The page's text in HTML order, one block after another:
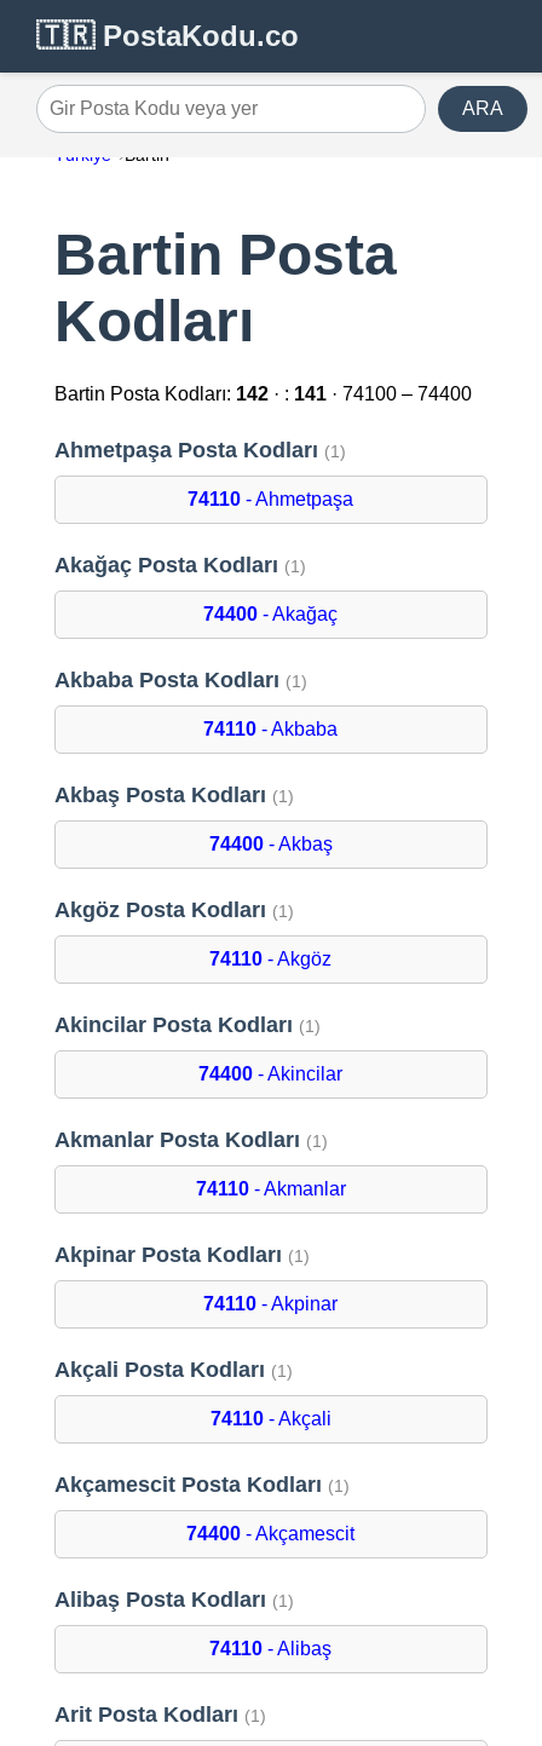
🇹🇷 PostaKodu.co
Gir Posta Kodu veya yer ARA
Türkiye Bartin
Bartin Posta
Kodları
Bartin Posta Kodları: 142· : 141· 74100 – 74400
Ahmetpaşa Posta Kodları (1)
74110 - Ahmetpaşa
Akağaç Posta Kodları (1)
74400 - Akağaç
Akbaba Posta Kodları (1)
74110 - Akbaba
Akbaş Posta Kodları (1)
74400- Akbaş
Akgöz Posta Kodları (1)
74110 - Akgöz
Akincilar Posta Kodları (1)
74400 - Akincilar
Akmanlar Posta Kodları (1)
74110- Akmanlar
Akpinar Posta Kodları (1)
74110 - Akpinar
Akçali Posta Kodları (1)
74110- Akçali
Akçamescit Posta Kodları (1)
74400 - Akçamescit
Alibaş Posta Kodları (1)
74110 - Alibaş
Arit Posta Kodları (1)